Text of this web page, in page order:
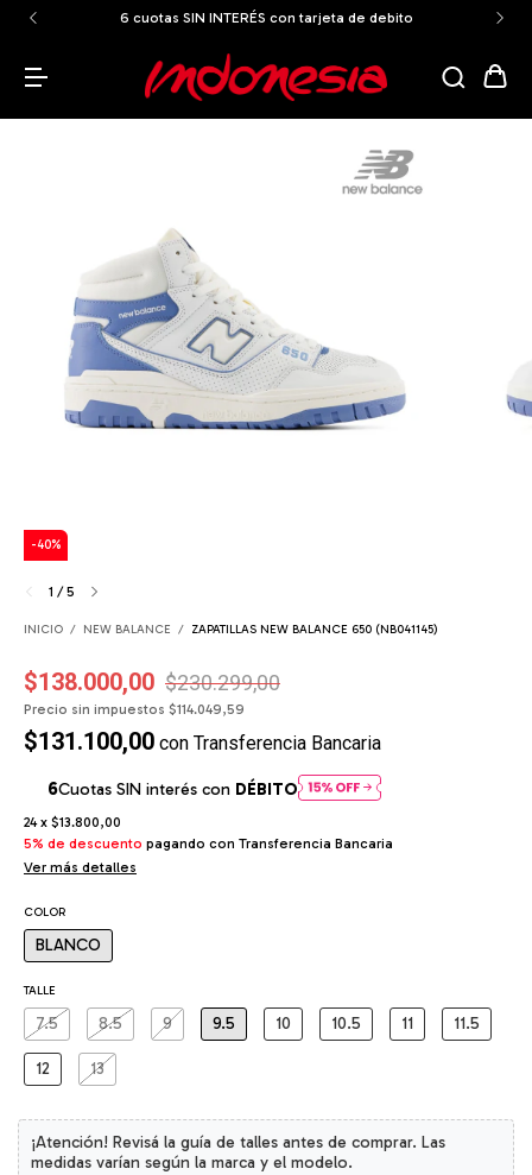
6 cuotas SIN INTERÉS con tarjeta de debito
-40%
1 /5
INICIO / NEW BALANCE / ZAPATILLAS NEW BALANCE 650 (NB041145)
$138.000,00 $230.299,00
Precio sin impuestos $114.049,59
$131.100,00 con Transferencia Bancaria
Cuotas SIN interés con DÉBITO
24 x $13.800,00
5% de descuento pagando con Transferencia Bancaria
Ver más detalles
COLOR
BLANCO
TALLE
7.5 8.5 9 9.5 10 10.5 11 11.5
12 13